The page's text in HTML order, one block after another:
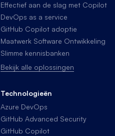
Effectief aan de slag met Copilot
DevOps as a service
GitHub Copilot adoptie
Maatwerk Software Ontwikkeling
Slimme kennisbanken
Bekijk alle oplossingen
Technologieën
Azure DevOps
GitHub Advanced Security
GitHub Copilot